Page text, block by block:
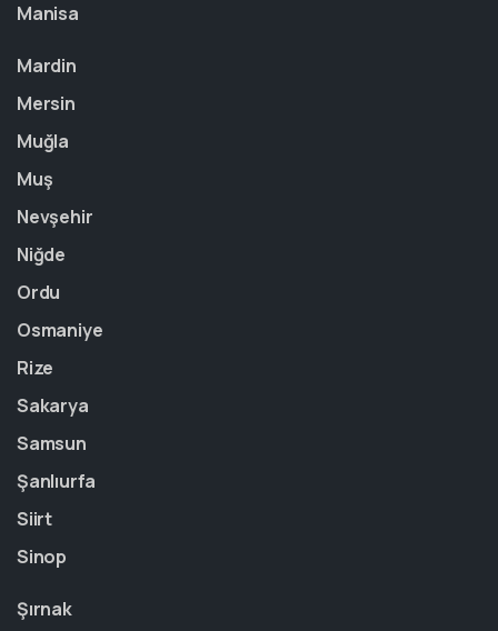
Manisa
Mardin
Mersin
Muğla
Muş
Nevşehir
Niğde
Ordu
Osmaniye
Rize
Sakarya
Samsun
Şanlıurfa
Siirt
Sinop
Şırnak